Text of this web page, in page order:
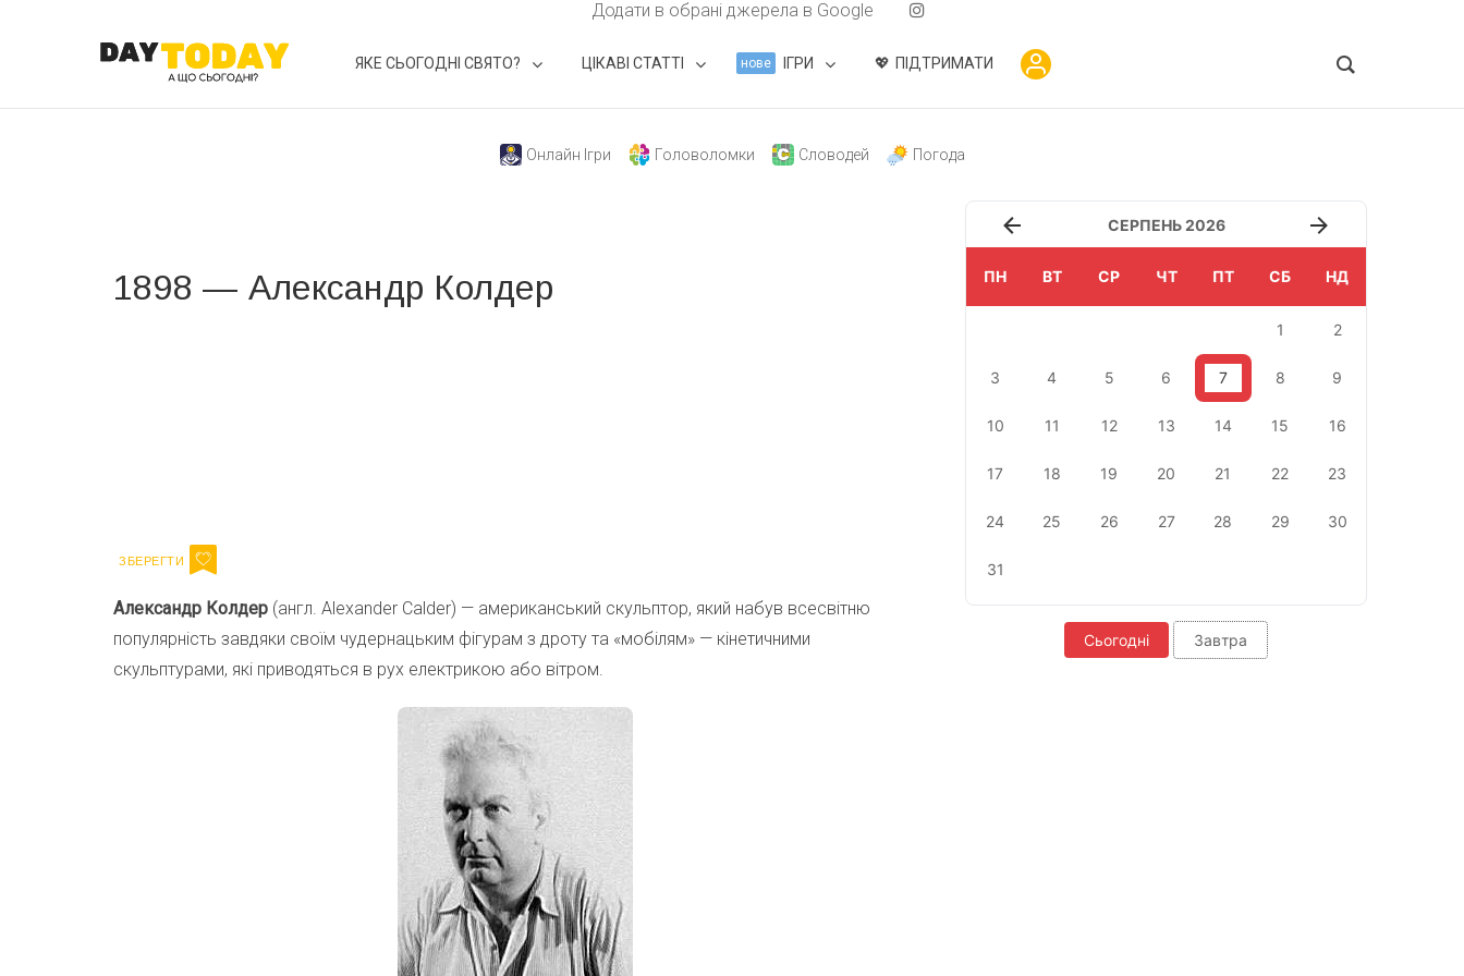
Додати в обрані джерела в Google
ЯКЕ СЬОГОДНІ СВЯТО? ЦІКАВІ СТАТТІ нове ІГРИ ПІДТРИМАТИ
Онлайн Ігри Головоломки Словодей Погода
1898 — Александр Колдер
Александр Колдер (англ. Alexander Calder) — американський скульптор, який набув всесвітню
популярність завдяки своїм чудернацьким фігурам з дроту та «мобілям» — кінетичними
скульптурами, які приводяться в рух електрикою або вітром.
СЕРПЕНЬ 2026
ПН ВТ СР ЧТ ПТ СБ НД
1 2
3 4 5 6 7 8 9
10 11 12 13 14 15 16
17 18 19 20 21 22 23
24 25 26 27 28 29 30
31
Сьогодні Завтра